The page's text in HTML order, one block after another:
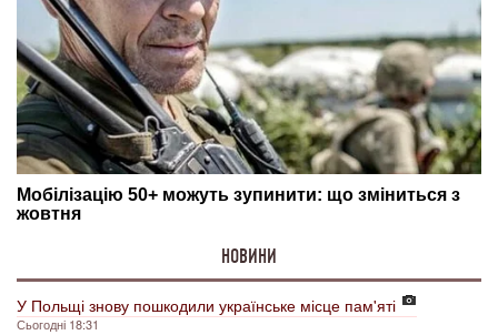
НОВИНИ
У Польщі знову пошкодили українське місце пам'яті
Сьогодні 18:31